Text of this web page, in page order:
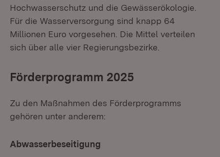
Hochwasserschutz und die Gewässerökologie.
Für die Wasserversorgung sind knapp 64
Millionen Euro vorgesehen. Die Mittel verteilen
sich über alle vier Regierungsbezirke.
Förderprogramm 2025
Zu den Maßnahmen des Förderprogramms
gehören unter anderem:
Abwasserbeseitigung